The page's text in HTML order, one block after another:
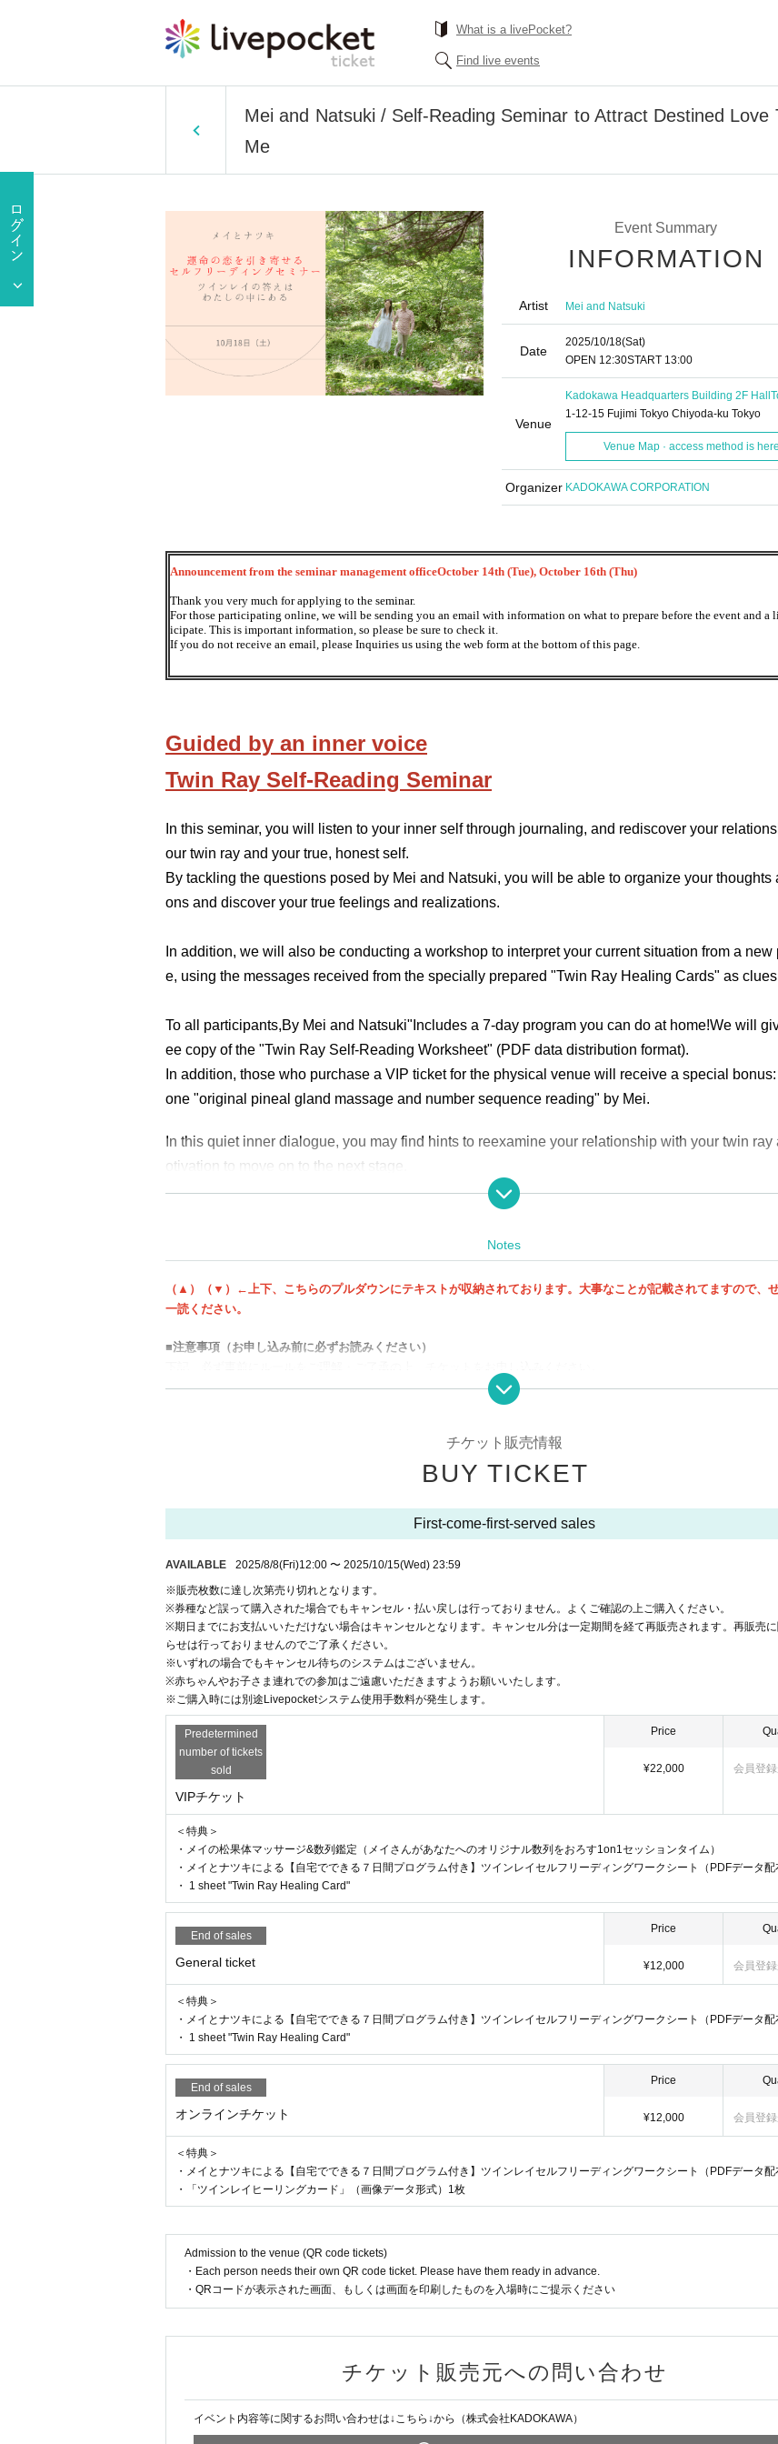
What is a livePocket?
Find live events
Mei and Natsuki / Self-Reading Seminar to Attract Destined
Me
Event Summary
INFORMATION
Artist Mei and Natsuki
Date
2025/10/18(Sat)
OPEN​ ​ 12:30START​ ​ 13:00
Venue
Kadokawa Headquarters Building 2F Hall
1-12-15 Fujimi Tokyo Chiyoda-ku Tokyo
Venue Map · access method is here
Organizer KADOKAWA CORPORATION
Announcement from the seminar management officeOctober 14th (Tue), October 16th (Thu)
Thank you very much for applying to the seminar.
For those participating online, we will be sending you an email with information on what to prepare before the event and a
icipate. This is important information, so please be sure to check it.
If you do not receive an email, please Inquiries us using the web form at the bottom of this page.
Guided by an inner voice
Twin Ray Self-Reading Seminar
In this seminar, you will listen to your inner self through journaling, and rediscover your
our twin ray and your true, honest self.
By tackling the questions posed by Mei and Natsuki, you will be able to organize your thoughts
ons and discover your true feelings and realizations.
In addition, we will also be conducting a workshop to interpret your current situation from a new
e, using the messages received from the specially prepared "Twin Ray Healing Cards" as
To all participants,By Mei and Natsuki" Includes a 7-day program you can do at home!We will
ee copy of the "Twin Ray Self-Reading Worksheet" (PDF data distribution format).
In addition, those who purchase a VIP ticket for the physical venue will receive a special
one "original pineal gland massage and number sequence reading" by Mei.
In this quiet inner dialogue, you may find hints to reexamine your relationship with your twin ray
otivation to move on to the next stage.
The first thing we did together was write a diary on a blog.
ought about each other.
The more I wrote, the more I could see our relationship progressing.
It is the ability to look at events objectively, be moved, and reassess them.
I think it was because we reaffirmed every day that we cared about each other.
I continued that blog until the day we met.
Kind people, you may end up prioritizing others.
But you yourself hold the key to your twin ray
The quickest way to do this is for you to become aware of your true and honest feelings.
The time when you cherish yourself the most,
Let's join in on some self-reading time.
Taking care of yourself means taking care of your partner.
For those of you who want to cherish your partner,
Please join us. We look forward to seeing you.
[ Day when/CourseContents]
◆Schedule for all tickets
Saturday, October 18, 2025
13:00-15:00 (doors open at 12:30)
◆VIP Ticket
15:00-17:30 Mei's pineal gland massage & number sequence reading(10 minutes per person)
※ ""Pineal Gland Massage & Number Sequence Appraisal"
application.
*The start time will be announced at the seminar registration on the day.
※If you are planning to come from afar and have time constraints due to transportation
contact us in advance using the Inquiries form.
*You may wait in the waiting area or outside the venue until your start time.
*The end time may vary depending on the progress of the event. Please arrive with plenty of
◆Course content
・A story from Mei and Natsuki
Write down the questions posed by Mei and Natsuki.
"Twin Ray Healing Card" Analysis Work
Notes
（▲）（▼）←上下、こちらのプルダウンにテキストが収納されております。大事なことが記載されてますので、
一読ください。
■注意事項（お申し込み前に必ずお読みください）
対応致しかねます。イベント内容をよくご確認の上でお申し込みください。
・お客様のご都合によるキャンセルにつきましても、ご返金等の対応は出来かねますのであらかじめご了承ください
・チケットの転売、譲渡は禁止とさせていただきます。
・正規ルート以外で購入されたチケットでは、いかなる場合もご入場いただけません。購入者ご本人のみ有効とな
・イベント詳細等、大切なご連絡をメールでさしあげますので、必ず、ライブポケットからのメールが受信できるよ
・申し込みのメールアドレスに、KADOKAWAイベント・セミナー運営事務局より今後も催し物のお知らせ等を差し
がございます。あらかじめご了承ください。
＜当日のお願い：現地会場＞
・安全な運営を図るため、入場時にお客様の手荷物検査もしくは手荷物の一時お預かり、必要と判断される場合はボ
クをさせて頂く場合がございますので予めご了承願います。また、警備員を配置させて頂く場合もございます。何卒
い致します。
・入場待機時は、係員の誘導に従ってお並びください。
・本人確認書類のご提示をいただく場合がございますので必ずご持参ください。
・当日、会場にて体調に違和感を感じた際は、すぐに係員にお声掛けください。
・マスク着用は個人の判断に委ねます。例外として着用ルールが変更となる場合は各イベントページに記載いたしま
・会場の都合上、赤ちゃんやお子さま連れでの参加はご遠慮いただきますようお願いいたします。
・未成年者の方は保護者の方の同意を得たうえでご参加ください。
・会場内に売店はございませんので、お飲み物（蓋つきのペットボトルのみ可）は事前にご購入のうえご来場くださ
・アルコールの持ち込み、及び飲酒をしてのご入場は禁止いたします。
・入場後の再入場はできません。
・当日はイベントの様子を配信、撮影させていただきます。弊社サイト内ページ、ソーシャルメディア（ブログ、
k）、著者ブログなどで紹介させていただくことがございます。
・当日の写真撮影・録画・録音等はご遠慮ください。
・悪天候及び自然災害の影響、やむを得ない理由によりイベント・セミナーが中止・延期になる場合は、前日のお昼
ページ内に掲載いたします。（土日祝日の場合は、前営業日（平日））
＜その他、公演に関するご案内＞
・お手紙、プレゼントがある場合は、受付にてお預かりいたします。直接お渡しすることは出来ません。手作りのも
物、飲食物、生もの、生き物、スタンド花等片手で持てないような大型のもの、現金、金券（ギフトカード・プリ
含む）などについては、お受け取りができかねます。
収業者手配が行われていない場合は、受取拒否をさせていただきますのでご了承ください。
・特典物の海外への配送は対応しておりませんのでご注意ください。また、海外発送外部サービス利用に関するトラ
では一切負えませんので予めご了承ください。
・ライブ動画配信となりデータ通信量が多くなることが想定されるため、Wi-Fiのご利用を推奨いたします。
・接続が不安定な場合は配信動画のクオリティを保証できません。
・ライブ配信を途中から視聴した場合はその時点からの内容となります。視聴者コメントも同様です。
・ライブ配信中は巻き戻しての再生はできません。アーカイブ視聴で巻き戻しての再生が可能です。
・主催者の許可がない限り、画面キャプチャや画面録画のSNSへの投稿は厳禁です。
・ご入力いただきます個人情報につきまして、書籍の郵送およびキャンペーン賞品発送以外への使用は致しません
・購入時のアンケートにて特典発送に必要な情報の入力をお願いします。ご入力いただきます個人情報につきまして
送のみに利用し、一定期間経過後削除いたします。
チケット販売情報
BUY TICKET
First-come-first-served sales
AVAILABLE 2025/8/8(Fri)12:00 〜 2025/10/15(Wed) 23:59
※販売枚数に達し次第売り切れとなります。
※券種など誤って購入された場合でもキャンセル・払い戻しは行っておりません。よくご確認の上ご購入ください。
※期日までにお支払いいただけない場合はキャンセルとなります。キャンセル分は一定期間を経て再販売されます。再販売
らせは行っておりませんのでご了承ください。
※いずれの場合でもキャンセル待ちのシステムはございません。
※赤ちゃんやお子さま連れでの参加はご遠慮いただきますようお願いいたします。
※ご購入時には別途Livepocketシステム使用手数料が発生します。
Predetermined
number of tickets
sold
VIPチケット
Price
¥22,000 会員登
＜特典＞
・メイの松果体マッサージ&数列鑑定（メイさんがあなたへのオリジナル数列をおろす1on1セッションタイム）
・メイとナツキによる【自宅でできる７日間プログラム付き】ツインレイセルフリーディングワークシート（PDFデータ配
・ 1 sheet "Twin Ray Healing Card"
End of sales
General ticket
Price
¥12,000 会員登
＜特典＞
・メイとナツキによる【自宅でできる７日間プログラム付き】ツインレイセルフリーディングワークシート（PDFデータ配
・ 1 sheet "Twin Ray Healing Card"
End of sales
オンラインチケット
Price
¥12,000 会員登
＜特典＞
・メイとナツキによる【自宅でできる７日間プログラム付き】ツインレイセルフリーディングワークシート（PDFデータ配
・「ツインレイヒーリングカード」（画像データ形式）1枚
Admission to the venue (QR code tickets)
・Each person needs their own QR code ticket. Please have them ready in advance.
・QRコードが表示された画面、もしくは画面を印刷したものを入場時にご提示ください
チケット販売元への問い合わせ
イベント内容等に関するお問い合わせは↓こちら↓から（株式会社KADOKAWA）